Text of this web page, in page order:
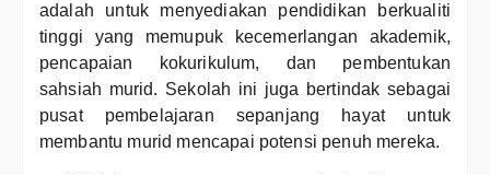
adalah untuk menyediakan pendidikan berkualiti
tinggi yang memupuk kecemerlangan akademik,
pencapaian kokurikulum, dan pembentukan
sahsiah murid. Sekolah ini juga bertindak sebagai
pusat pembelajaran sepanjang hayat untuk
membantu murid mencapai potensi penuh mereka.